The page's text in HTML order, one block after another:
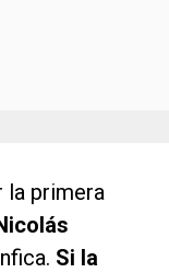
la primera
Si la